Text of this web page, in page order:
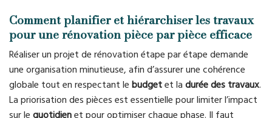
Comment planifier et hiérarchiser les travaux
pour une rénovation pièce par pièce efficace
Réaliser un projet de rénovation étape par étape demande
une organisation minutieuse, afin d’assurer une cohérence
globale tout en respectant le budgetet la durée des travaux.
La priorisation des pièces est essentielle pour limiter l’impact
sur le quotidienet pour optimiser chaque phase. Il faut